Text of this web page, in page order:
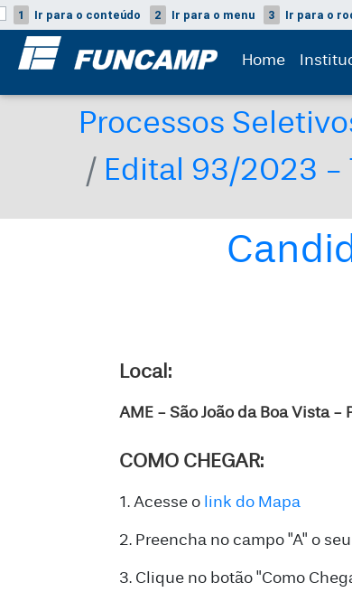
1 Ir para o conteúdo 2 Ir para o menu 3 Ir para o
Home
Processos
Edital 93/2023 -
Local:
AME - São João da Boa Vista -
COMO CHEGAR:
1. Acesse o link do Mapa
2. Preencha no campo "A" o
3. Clique no botão "Como